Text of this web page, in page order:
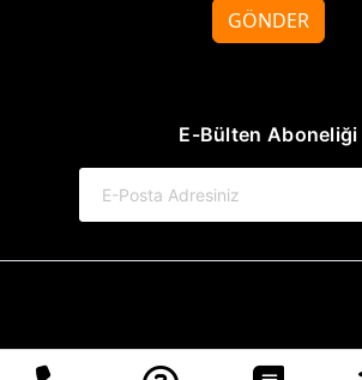
GÖNDER
E-Bülten Aboneliği